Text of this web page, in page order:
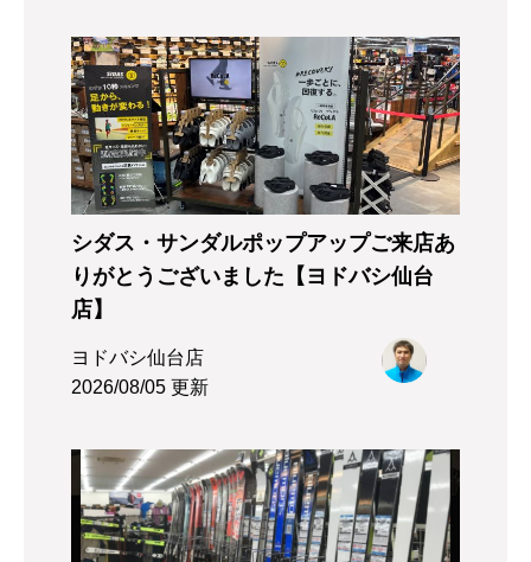
シダス・サンダルポップアップご来店あ
りがとうございました【ヨドバシ仙台
店】
ヨドバシ仙台店
2026/08/05 更新